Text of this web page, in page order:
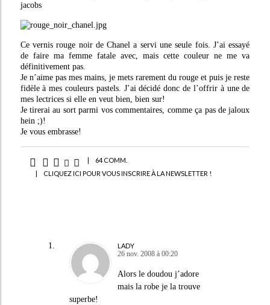
jacobs
Ce vernis rouge noir de Chanel a servi une seule fois. J’ai essayé
de faire ma femme fatale avec, mais cette couleur ne me va
définitivement pas.
Je n’aime pas mes mains, je mets rarement du rouge et puis je reste
fidèle à mes couleurs pastels. J’ai décidé donc de l’offrir à une de
mes lectrices si elle en veut bien, bien sur!
Je tirerai au sort parmi vos commentaires, comme ça pas de jaloux
hein ;)!
Je vous embrasse!
|
64 COMM.
|
CLIQUEZ ICI POUR VOUS INSCRIRE À LA NEWSLETTER !
LADY
26 nov. 2008 à 00:20
Alors le doudou j’adore
mais la robe je la trouve
superbe!